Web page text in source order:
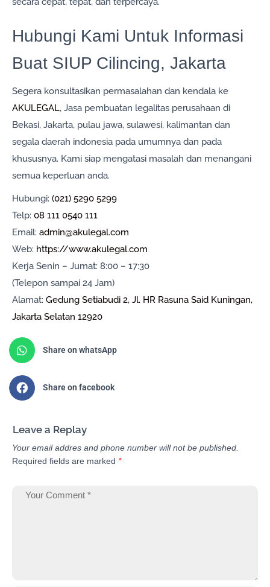
Hubungi Kami Untuk Informasi
Buat SIUP Cilincing, Jakarta
Segera konsultasikan permasalahan dan kendala ke
AKULEGAL, Jasa pembuatan legalitas perusahaan di
Bekasi, Jakarta, pulau jawa, sulawesi, kalimantan dan
segala daerah indonesia pada umumnya dan pada
khususnya. Kami siap mengatasi masalah dan menangani
semua keperluan anda.
Hubungi: (021) 5290 5299
Telp: 08 111 0540 111
Email: admin@akulegal.com
Web: https://www.akulegal.com
Kerja Senin – Jumat: 8:00 – 17:30
(Telepon sampai 24 Jam)
Alamat: Gedung Setiabudi 2, Jl. HR Rasuna Said Kuningan,
Jakarta Selatan 12920
Share on whatsApp
Share on facebook
Leave a Replay
Your email addres and phone number will not be published.
Required fields are marked *